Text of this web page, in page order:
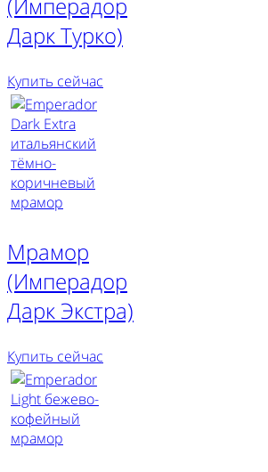
Дарк Турко)
Купить сейчас
Мрамор
(Имперадор
Дарк Экстра)
Купить сейчас